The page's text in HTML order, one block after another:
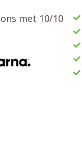
met 10/10